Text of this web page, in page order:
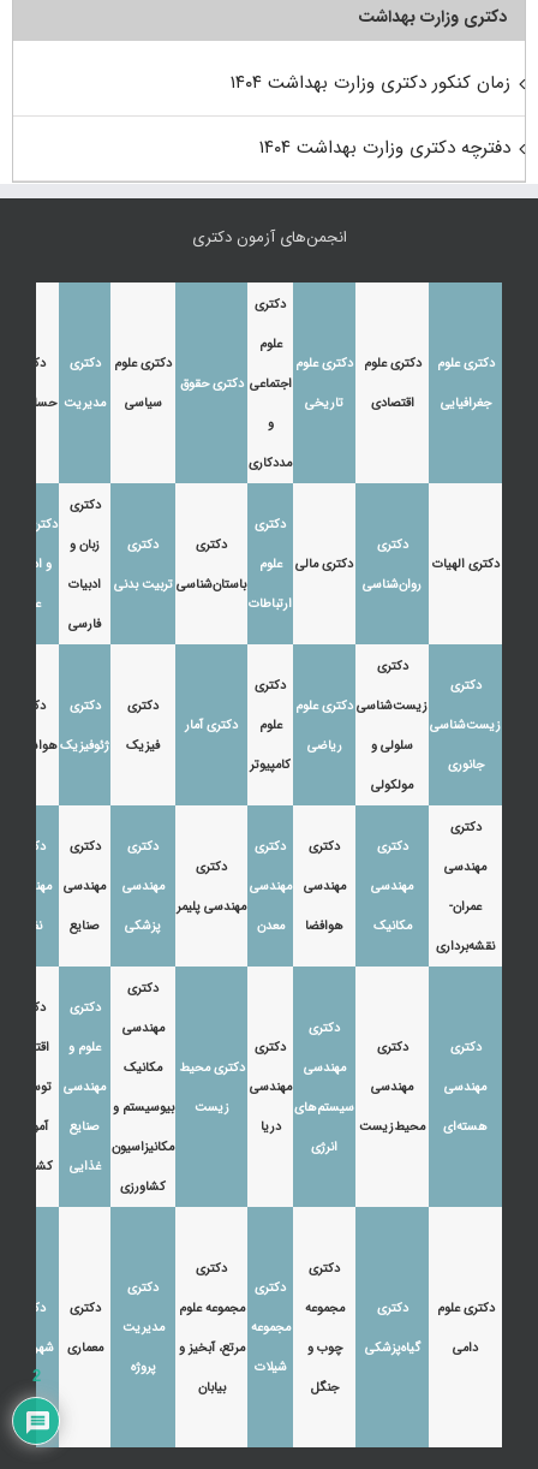
دکتری وزارت بهداشت
زمان کنکور دکتری وزارت بهداشت ۱۴۰۴
دفترچه دکتری وزارت بهداشت ۱۴۰۴
انجمن‌های آزمون دکتری
دکتری علوم
جغرافیایی
دکتری علوم
اقتصادی
دکتری علوم
تاریخی
دکتری
علوم
اجتماعی
و
مددکاری
دکتری حقوق
دکتری علوم
سیاسی
دکتری
مدیریت
دکتری
حسابداری
دکتری الهیات
دکتری
روان‌شناسی
دکتری مالی
دکتری
علوم
ارتباطات
دکتری
باستان‌شناسی
دکتری
تربیت بدنی
دکتری
زبان و
ادبیات
فارسی
دکتری زبان
و ادبیات
عرب
دکتری
زیست‌شناسی
جانوری
دکتری
زیست‌شناسی
سلولی و
مولکولی
دکتری علوم
ریاضی
دکتری
علوم
کامپیوتر
دکتری آمار
دکتری
فیزیک
دکتری
ژئوفیزیک
دکتری
هواشناسی
دکتری
مهندسی
عمران-
نقشه‌برداری
دکتری
مهندسی
مکانیک
دکتری
مهندسی
هوافضا
دکتری
مهندسی
معدن
دکتری
مهندسی پلیمر
دکتری
مهندسی
پزشکی
دکتری
مهندسی
صنایع
دکتری
مهندسی
نفت
دکتری
مهندسی
هسته‌ای
دکتری
مهندسی
محیط‌زیست
دکتری
مهندسی
سیستم‌های
انرژی
دکتری
مهندسی
دریا
دکتری محیط
زیست
دکتری
مهندسی
مکانیک
بیوسیستم و
مکانیزاسیون
کشاورزی
دکتری
علوم و
مهندسی
صنایع
غذایی
دکتری
اقتصاد،
توسعه و
آموزش
کشاورزی
دکتری علوم
دامی
دکتری
گیاه‌پزشکی
دکتری
مجموعه
چوب و
جنگل
دکتری
مجموعه
شیلات
دکتری
مجموعه علوم
مرتع، آبخیز و
بیابان
دکتری
مدیریت
پروژه
دکتری
معماری
دکتری
شهرسازی
2